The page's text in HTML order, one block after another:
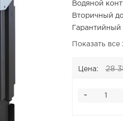
Водяной
Вторичный
Гарантийный
Показать
Цена: 28
-